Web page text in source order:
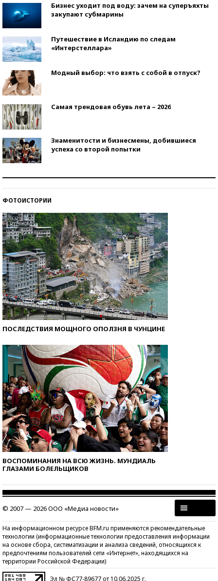
Бизнес уходит под воду: зачем на суперъяхты
закупают субмарины
Путешествие в Исландию по следам
«Интерстеллара»
Модный выбор: что взять с собой в отпуск?
Самая трендовая обувь лета – 2026
Знаменитости и бизнесмены, добившиеся
успеха со второй попытки
ФОТОИСТОРИИ
ПОСЛЕДСТВИЯ МОЩНОГО ОПОЛЗНЯ В ЧУНЦИНЕ
ВОСПОМИНАНИЯ НА ВСЮ ЖИЗНЬ. МУНДИАЛЬ
ГЛАЗАМИ БОЛЕЛЬЩИКОВ
© 2007 — 2026 ООО «Медиа новости»
На информационном ресурсе BFM.ru применяются рекомендательные
технологии (информационные технологии предоставления информации
на основе сбора, систематизации и анализа сведений, относящихся к
предпочтениям пользователей сети «Интернет», находящихся на
территории Российской Федерации)
Эл № ФС77-89677 от 10.06.2025 г.